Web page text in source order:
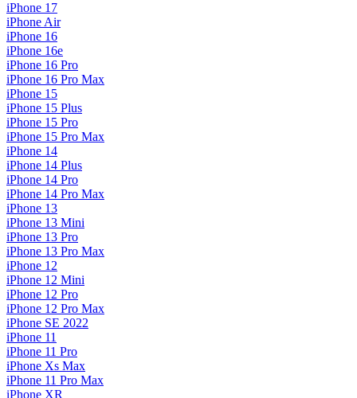
iPhone 17
iPhone Air
iPhone 16
iPhone 16e
iPhone 16 Pro
iPhone 16 Pro Max
iPhone 15
iPhone 15 Plus
iPhone 15 Pro
iPhone 15 Pro Max
iPhone 14
iPhone 14 Plus
iPhone 14 Pro
iPhone 14 Pro Max
iPhone 13
iPhone 13 Mini
iPhone 13 Pro
iPhone 13 Pro Max
iPhone 12
iPhone 12 Mini
iPhone 12 Pro
iPhone 12 Pro Max
iPhone SE 2022
iPhone 11
iPhone 11 Pro
iPhone Xs Max
iPhone 11 Pro Max
iPhone XR